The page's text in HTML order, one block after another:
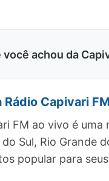
você achou da
Rádio Capivari FM
FM ao vivo é
do Sul, Rio Grande
popular para